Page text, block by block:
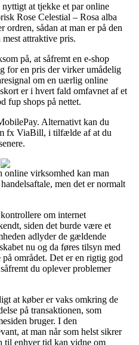
at tjekke et par online
Rose Celestial – Rosa alba
ordren, sådan at man er på den
attraktive pris.
på, at såfremt en e-shop
for en pris der virker umådelig
om en uærlig online
er i hvert fald omfavnet af et
fup shops på nettet.
Alternativt kan du
fx ViaBill, i tilfælde af at du
online virksomhed kan man
men det er normalt
om internet
siden det burde være et
adlyder de gældende
nu og da føres tilsyn med
området. Det er en rigtig god
du oplever problemer
at køber er vaks omkring de
på transaktionen, som
bruger. I den
at man når som helst sikrer
til enhver tid kan vidne om